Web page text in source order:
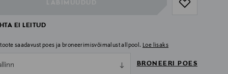
EI LEITUD
saadavust poes ja broneerimisvõimalust allpool. Loe lisaks
BRONEERI POES